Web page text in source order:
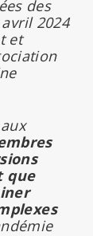
des
2024
et
que